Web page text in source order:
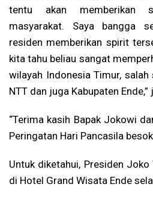
tentu akan memberikan
masyarakat. Saya bangga
residen memberikan spirit
kita tahu beliau sangat
wilayah Indonesia Timur,
NTT dan juga Kabupaten Ende,”
“Terima kasih Bapak Jokowi
Peringatan Hari Pancasila
Untuk diketahui, Presiden
di Hotel Grand Wisata Ende